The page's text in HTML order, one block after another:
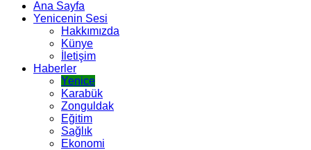
Ana Sayfa
Yenicenin Sesi
Hakkımızda
Künye
İletişim
Haberler
Yenice
Karabük
Zonguldak
Eğitim
Sağlık
Ekonomi